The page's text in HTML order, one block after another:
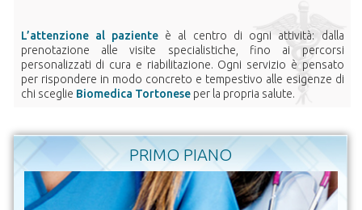
L’attenzione al paziente è al centro di ogni attività: dalla
prenotazione alle visite specialistiche, fino ai percorsi
personalizzati di cura e riabilitazione. Ogni servizio è pensato
per rispondere in modo concreto e tempestivo alle esigenze di
chi sceglie Biomedica Tortoneseper la propria salute.
PRIMO PIANO